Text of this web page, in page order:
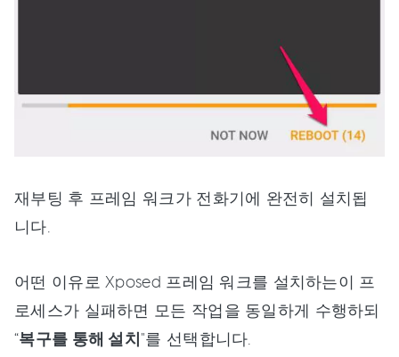
재부팅 후 프레임 워크가 전화기에 완전히 설치됩
니다.
어떤 이유로 Xposed 프레임 워크를 설치하는이 프
로세스가 실패하면 모든 작업을 동일하게 수행하되
“복구를 통해 설치"를 선택합니다.